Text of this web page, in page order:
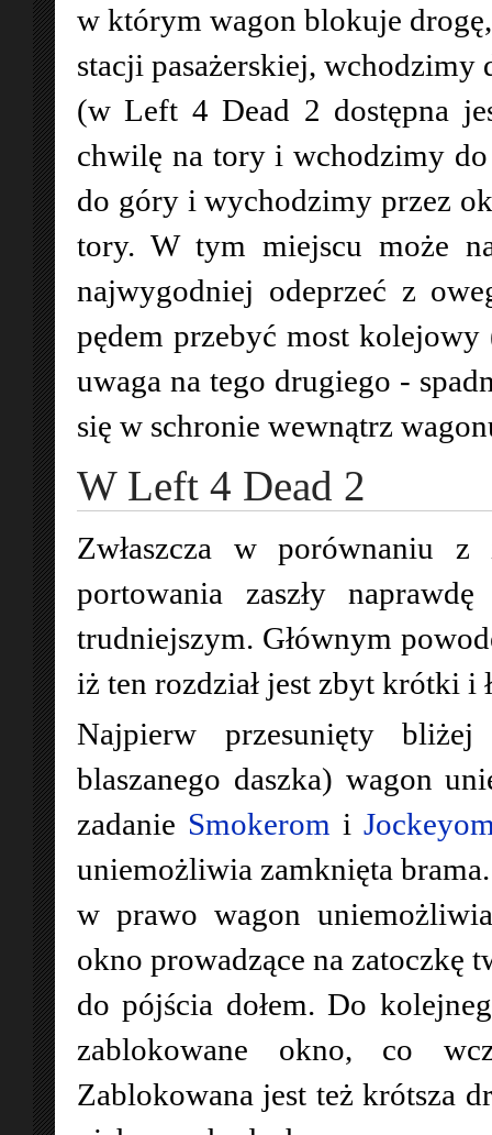
w którym wagon blokuje
stacji pasażerskiej,
(w Left 4 Dead 2 dostępna
chwilę na tory i wchodzimy
do góry i wychodzimy przez
tory. W tym miejscu może
najwygodniej odeprzeć z
pędem przebyć most
uwaga na tego drugiego -
się w schronie wewnątrz
W Left 4 Dead 2
Zwłaszcza w porównaniu
portowania zaszły
trudniejszym. Głównym
iż ten rozdział jest zbyt krótki i
Najpierw przesunięty
blaszanego daszka) wagon
zadanie Smokerom i
uniemożliwia zamknięta
w prawo wagon
okno prowadzące na zatoczkę
do pójścia dołem. Do
zablokowane okno, co
Zablokowana jest też krótsza